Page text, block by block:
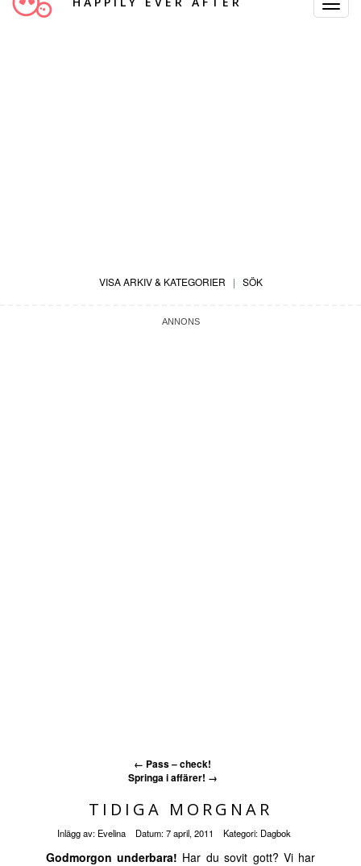
Toggle
VISA ARKIV & KATEGORIER | SÖK
← Pass – check!
Springa i affärer! →
TIDIGA MORGNAR
Inlägg av: Evelina Datum:7 april, 2011 Kategori: Dagbok
Godmorgon underbara! Har du sovit gott? Vi har